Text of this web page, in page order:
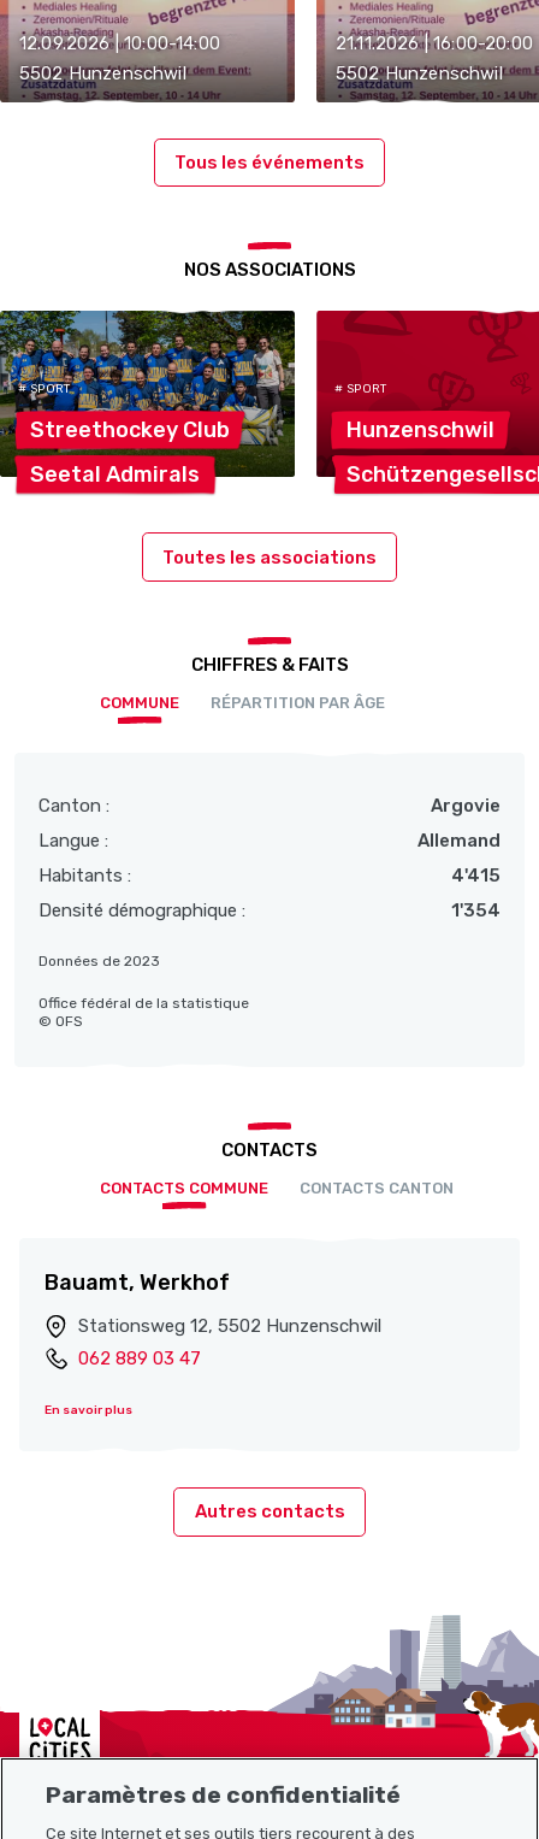
12.09.2026 | 10:00-14:00
5502 Hunzenschwil
21.11.2026 | 16:00-20:00
5502 Hunzenschwil
Tous les événements
NOS ASSOCIATIONS
# SPORT
Streethockey Club
Seetal Admirals
# SPORT
Hunzenschwil
Toutes les associations
CHIFFRES & FAITS
COMMUNE RÉPARTITION PAR ÂGE
Canton :
Argovie
Langue :
Allemand
Habitants :
4'415
Densité démographique :
1'354
Données de 2023
Office fédéral de la statistique
© OFS
CONTACTS
CONTACTS COMMUNE CONTACTS CANTON
Bauamt, Werkhof
Stationsweg 12, 5502 Hunzenschwil
062 889 03 47
En savoir plus
Autres contacts
Localcities
Paramètres de confidentialité
Ce site Internet et ses outils tiers recourent à des